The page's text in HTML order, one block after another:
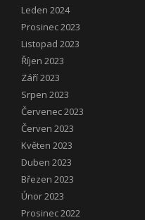
Leden 2024
Prosinec 2023
Listopad 2023
Říjen 2023
Září 2023
Srpen 2023
Červenec 2023
Červen 2023
Květen 2023
Duben 2023
Březen 2023
Únor 2023
Prosinec 2022